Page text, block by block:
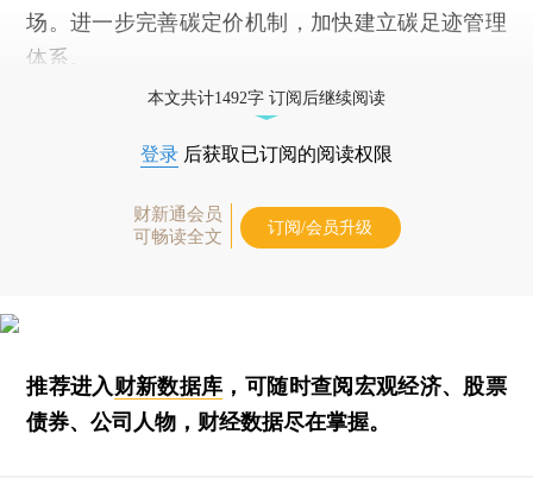
场。进一步完善碳定价机制，加快建立碳足迹管理
体系。
本文共计1492字 订阅后继续阅读
登录 后获取已订阅的阅读权限
财新通会员
可畅读全文
订阅/会员升级
推荐进入财新数据库 ，可随时查阅宏观经济、股票
债券、公司人物，财经数据尽在掌握。